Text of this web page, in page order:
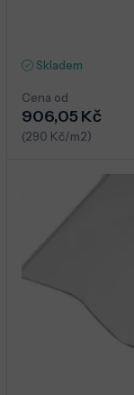
Skladem
Cena od
906,05 Kč
(290 Kč/m2)